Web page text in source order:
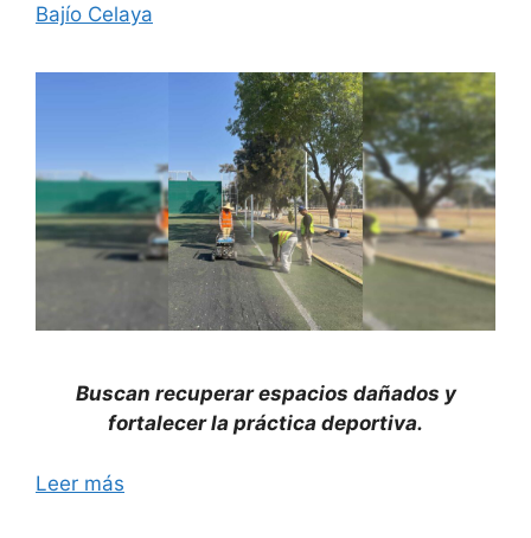
Bajío Celaya
Buscan recuperar espacios dañados y
fortalecer la práctica deportiva.
Leer más